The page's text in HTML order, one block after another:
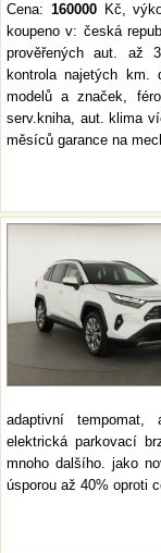
Cena: 160000Kč,
koupeno v: česká
prověřených aut. až
kontrola najetých km.
modelů a značek,
serv.kniha, aut. klima
měsíců garance na
adaptivní tempomat,
elektrická parkovací
mnoho dalšího. jako
úsporou až 40% oproti